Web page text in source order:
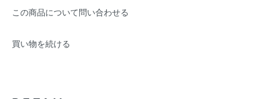
この商品について問い合わせる
買い物を続ける